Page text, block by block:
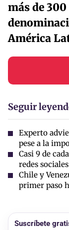
más de
América
Seguir
Experto
pese a la
Casi 9 de
redes sociales
Chile y
primer paso
Suscríbete